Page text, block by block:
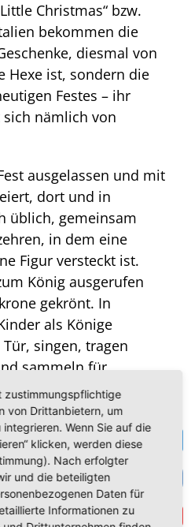
Christmas“ bzw.
bekommen die
diesmal von
Hexe ist, sondern die
Festes – ihr
sich nämlich von
ausgelassen und mit
dort und in
üblich, gemeinsam
in dem eine
Figur versteckt ist.
König ausgerufen
gekrönt. In
als Könige
singen, tragen
sammeln für
an diesem Tag: Der
Europa und lässt
Mentalitäten und
und gleichzeitig
nur unter Bezug auf
zustimmungspflichtige
von Drittanbietern, um
Wenn Sie auf die
klicken, werden diese
Nach erfolgter
und die beteiligten
Daten für
Informationen zu